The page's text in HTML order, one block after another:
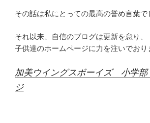
その話は私にとっての最高の誉め言葉で
それ以来、自信のブログは更新を怠り、
子供達のホームページに力を注いでおり
加美ウイングスボーイズ 小学
ジ